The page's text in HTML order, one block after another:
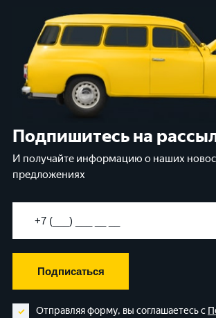
Подпишитесь на
И получайте информацию о наших
предложениях
Подписаться
Отправляя форму, вы соглашаетесь с